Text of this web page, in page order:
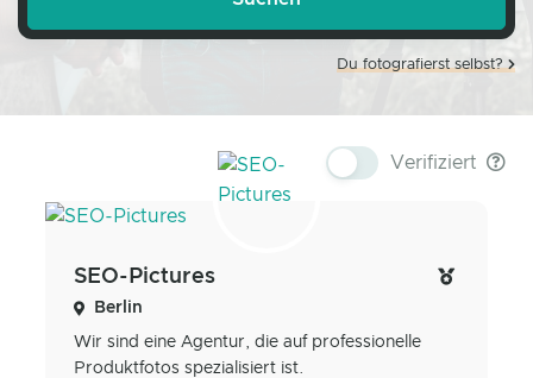
Du fotografierst selbst?
Verifiziert
SEO-Pictures
Berlin
Wir sind eine Agentur, die auf professionelle
Produktfotos spezialisiert ist.